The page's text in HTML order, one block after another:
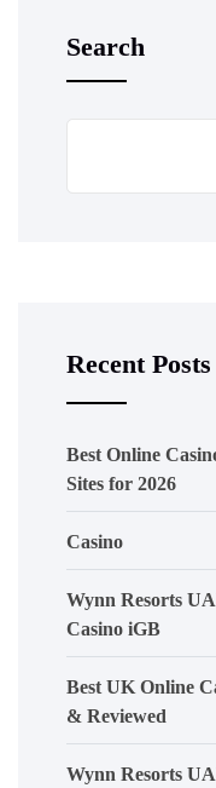
Search
Recent Posts
Best Online
Sites for 2026
Casino
Wynn Resorts
Casino iGB
Best UK Online
& Reviewed
Wynn Resorts